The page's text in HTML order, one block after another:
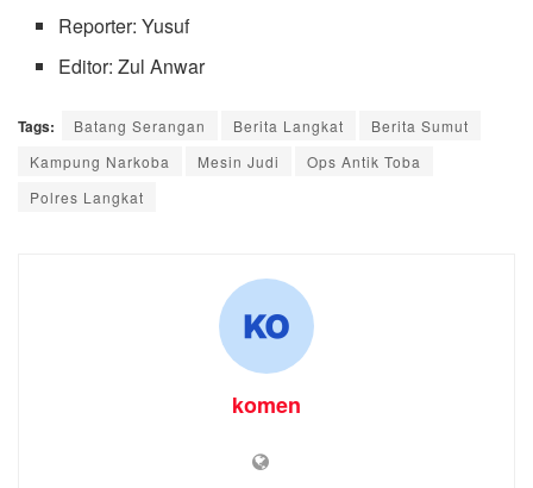
Reporter: Yusuf
Editor: Zul Anwar
Tags: Batang Serangan Berita Langkat
Berita Sumut
Kampung Narkoba
Mesin Judi
Ops Antik Toba
Polres Langkat
komen